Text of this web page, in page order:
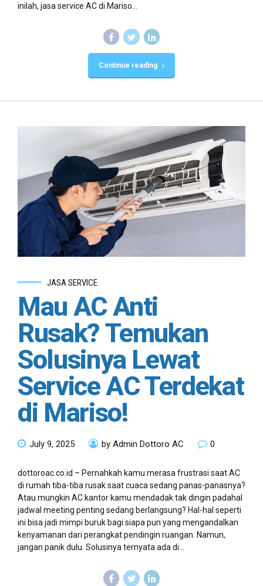
inilah, jasa service AC di Mariso...
Continue reading
JASA SERVICE
Mau AC Anti
Rusak? Temukan
Solusinya Lewat
Service AC Terdekat
di Mariso!
July 9, 2025 by Admin Dottoro AC 0
dottoroac.co.id – Pernahkah kamu merasa frustrasi saat AC
di rumah tiba-tiba rusak saat cuaca sedang panas-panasnya?
Atau mungkin AC kantor kamu mendadak tak dingin padahal
jadwal meeting penting sedang berlangsung? Hal-hal seperti
ini bisa jadi mimpi buruk bagi siapa pun yang mengandalkan
kenyamanan dari perangkat pendingin ruangan. Namun,
jangan panik dulu. Solusinya ternyata ada di...